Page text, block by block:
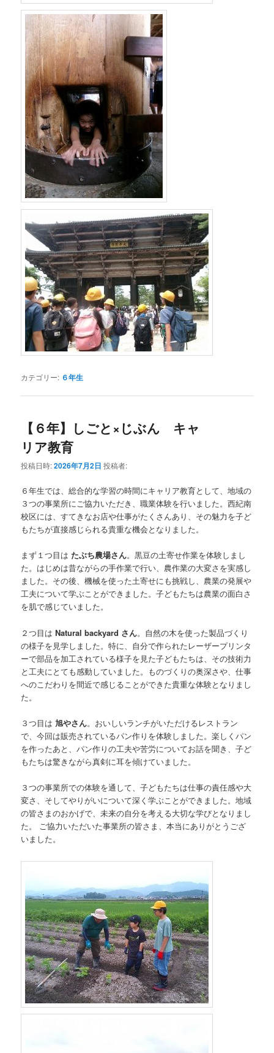
カテゴリー: ６年生
【６年】しごと×じぶん キャ
リア教育
投稿日時:2026年7月2日 投稿者:
６年生では、総合的な学習の時間にキャリア教育として、地域の
３つの事業所にご協力いただき、職業体験を行いました。西紀南
校区には、すてきなお店や仕事がたくさんあり、その魅力を子ど
もたちが直接感じられる貴重な機会となりました。
まず１つ目はたぶち農場さん。黒豆の土寄せ作業を体験しまし
た。はじめは昔ながらの手作業で行い、農作業の大変さを実感し
ました。その後、機械を使った土寄せにも挑戦し、農業の発展や
工夫について学ぶことができました。子どもたちは農業の面白さ
を肌で感じていました。
２つ目はNatural backyard さん。自然の木を使った製品づくり
の様子を見学しました。特に、自分で作られたレーザープリンタ
ーで部品を加工されている様子を見た子どもたちは、その技術力
と工夫にとても感動していました。ものづくりの奥深さや、仕事
へのこだわりを間近で感じることができた貴重な体験となりまし
た。
３つ目は旭やさん。おいしいランチがいただけるレストラン
で、今回は販売されているパン作りを体験しました。楽しくパン
を作ったあと、パン作りの工夫や苦労についてお話を聞き、子ど
もたちは驚きながら真剣に耳を傾けていました。
３つの事業所での体験を通して、子どもたちは仕事の責任感や大
変さ、そしてやりがいについて深く学ぶことができました。地域
の皆さまのおかげで、未来の自分を考える大切な学びとなりまし
た。 ご協力いただいた事業所の皆さま、本当にありがとうござ
いました。